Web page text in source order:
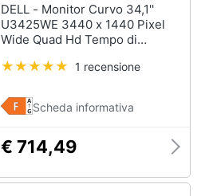
DELL - Monitor Curvo 34,1''
U3425WE 3440 x 1440 Pixel
Wide Quad Hd Tempo di
Aggiornamento 120Hz
1 recensione
Scheda informativa
€ 714,49